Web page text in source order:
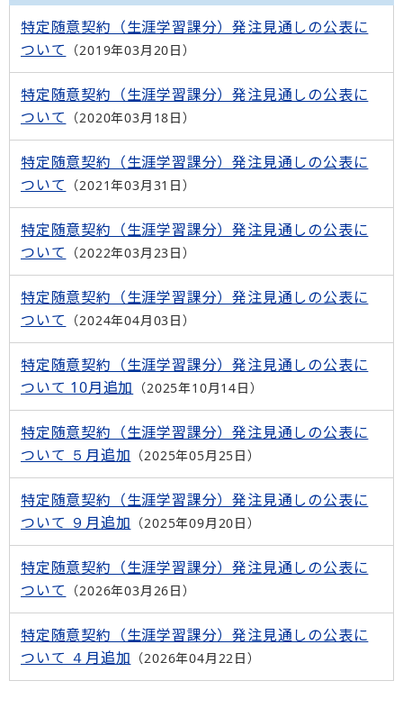
特定随意契約（生涯学習課分）発注見通しの公表に
ついて
2019年03月20日
特定随意契約（生涯学習課分）発注見通しの公表に
ついて
2020年03月18日
特定随意契約（生涯学習課分）発注見通しの公表に
ついて
2021年03月31日
特定随意契約（生涯学習課分）発注見通しの公表に
ついて
2022年03月23日
特定随意契約（生涯学習課分）発注見通しの公表に
ついて
2024年04月03日
特定随意契約（生涯学習課分）発注見通しの公表に
ついて 10月追加
2025年10月14日
特定随意契約（生涯学習課分）発注見通しの公表に
ついて ５月追加
2025年05月25日
特定随意契約（生涯学習課分）発注見通しの公表に
ついて ９月追加
2025年09月20日
特定随意契約（生涯学習課分）発注見通しの公表に
ついて
2026年03月26日
特定随意契約（生涯学習課分）発注見通しの公表に
ついて ４月追加
2026年04月22日